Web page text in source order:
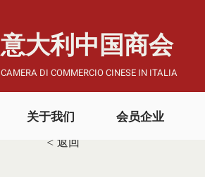
​意大利中国商会
CAMERA DI COMMERCIO CINESE IN ITALIA
关于我们 会员企业
< 返回